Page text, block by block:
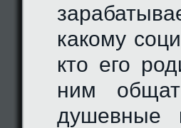
какому
кто его
ним
душевные